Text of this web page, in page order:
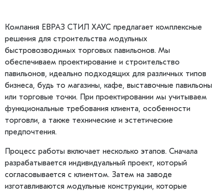
Компания ЕВРАЗ СТИЛ ХАУС предлагает комплексные
решения для строительства модульных
быстровозводимых торговых павильонов. Мы
обеспечиваем проектирование и строительство
павильонов, идеально подходящих для различных типов
бизнеса, будь то магазины, кафе, выставочные павильоны
или торговые точки. При проектировании мы учитываем
функциональные требования клиента, особенности
торговли, а также технические и эстетические
предпочтения.
Процесс работы включает несколько этапов. Сначала
разрабатывается индивидуальный проект, который
согласовывается с клиентом. Затем на заводе
изготавливаются модульные конструкции, которые